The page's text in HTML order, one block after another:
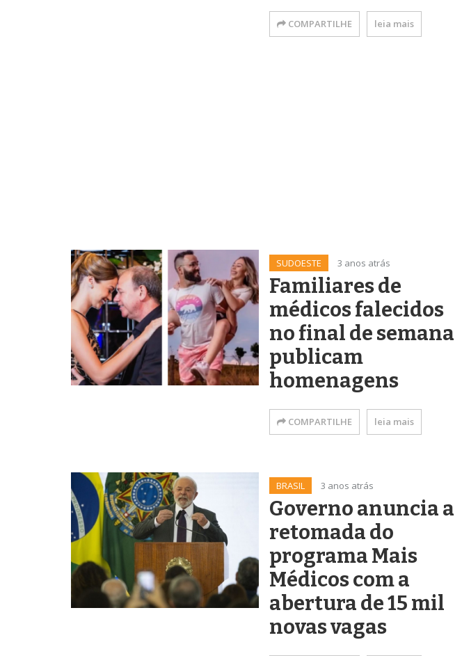
COMPARTILHE leia mais
SUDOESTE 3 anos atrás
Familiares de
médicos falecidos
no final de semana
publicam
homenagens
COMPARTILHE leia mais
BRASIL 3 anos atrás
Governo anuncia a
retomada do
programa Mais
Médicos com a
abertura de 15 mil
novas vagas